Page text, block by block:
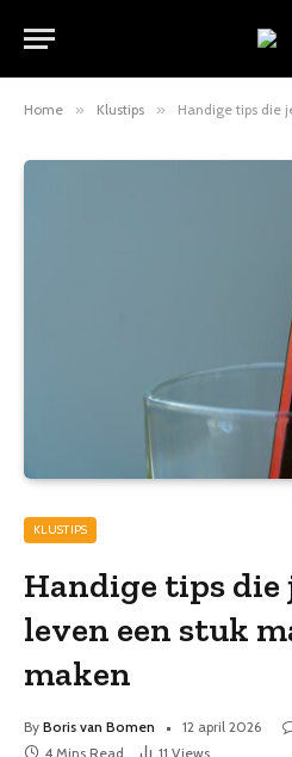
Home » Klustips » Handige tips die je
KLUSTIPS
Handige tips die
leven een stuk
maken
By Boris van Bomen 12 april 2026
4 Mins Read
11 Views